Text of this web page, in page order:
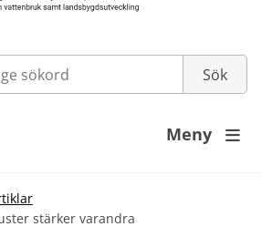
Meny 
stärker varandra